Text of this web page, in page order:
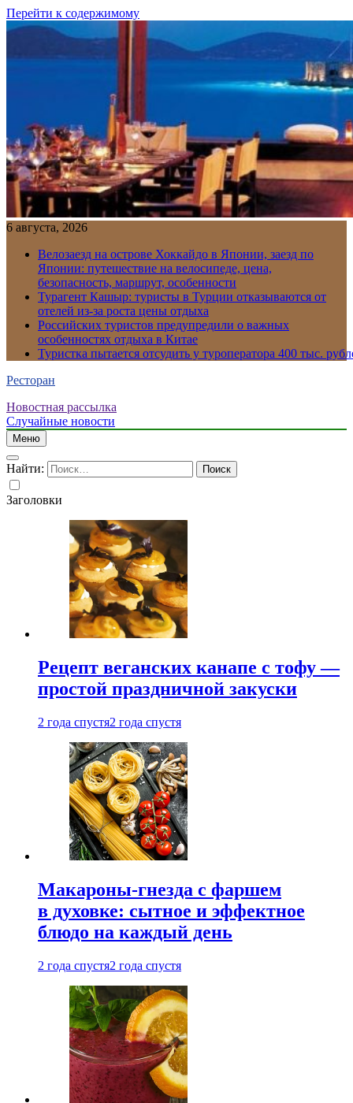
Перейти к содержимому
6 августа, 2026
Велозаезд на острове Хоккайдо в Японии, заезд по
Японии: путешествие на велосипеде, цена,
безопасность, маршрут, особенности
Турагент Кашыр: туристы в Турции отказываются от
отелей из-за роста цены отдыха
Российских туристов предупредили о важных
особенностях отдыха в Китае
Туристка пытается отсудить у туроператора 400 тыс.
Ресторан
Новостная рассылка
Случайные новости
Меню
Найти:
Заголовки
Рецепт веганских канапе с тофу —
простой праздничной закуски
2 года спустя2 года спустя
Макароны-гнезда с фаршем
в духовке: сытное и эффектное
блюдо на каждый день
2 года спустя2 года спустя